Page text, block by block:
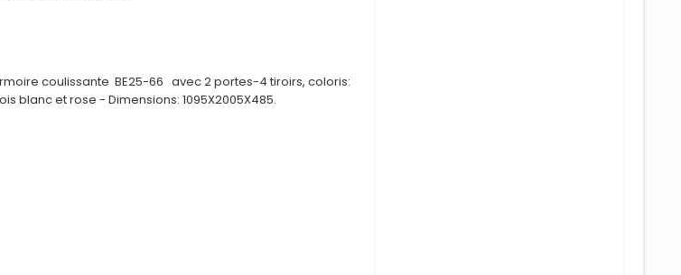
coulissante BE25-66 avec 2 portes-4 tiroirs, coloris:
blanc et rose - Dimensions: 1095X2005X485.